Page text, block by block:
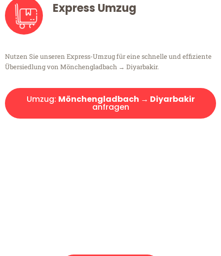
Express Umzug
Nutzen Sie unseren Express-Umzug für eine schnelle und effiziente
Übersiedlung von Mönchengladbach → Diyarbakir.
Umzug: Mönchengladbach → Diyarbakir
anfragen